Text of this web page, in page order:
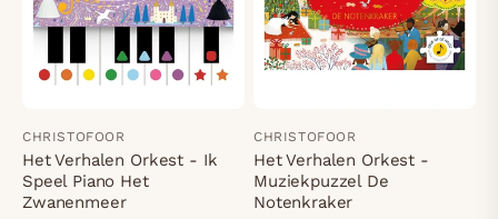
CHRISTOFOOR
Het Verhalen Orkest - Ik
Speel Piano Het
Zwanenmeer
CHRISTOFOOR
Het Verhalen Orkest -
Muziekpuzzel De
Notenkraker